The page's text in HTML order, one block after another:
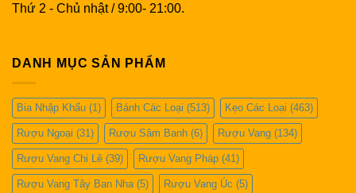
Thứ 2 - Chủ nhật / 9:00- 21:00.
DANH MỤC SẢN PHẨM
Bia Nhập Khẩu (1) Bánh Các Loại (513) Kẹo Các Loại (463)
Rượu Ngoại (31) Rượu Sâm Banh (6) Rượu Vang (134)
Rượu Vang Chi Lê (39) Rượu Vang Pháp (41)
Rượu Vang Tây Ban Nha (5) Rượu Vang Úc (5)